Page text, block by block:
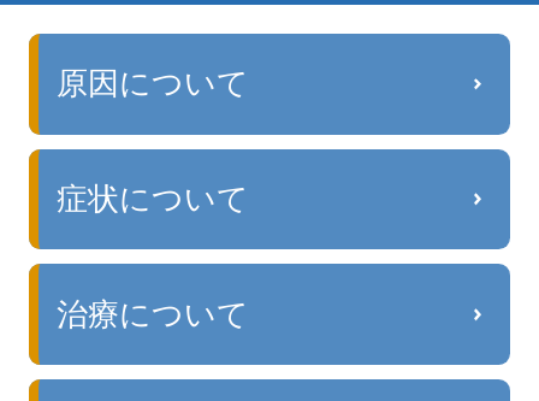
原因について
症状について
治療について